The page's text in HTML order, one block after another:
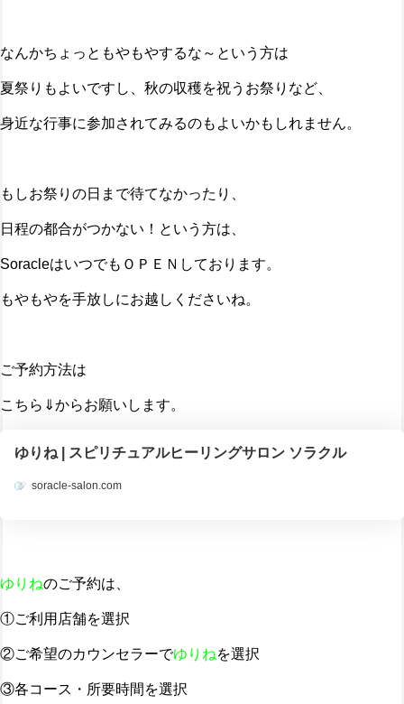
なんかちょっともやもやするな～という方は
夏祭りもよいですし、秋の収穫を祝うお祭りなど、
身近な行事に参加されてみるのもよいかもしれません。
もしお祭りの日まで待てなかったり、
日程の都合がつかない！という方は、
SoracleはいつでもＯＰＥＮしております。
もやもやを手放しにお越しくださいね。
ご予約方法は
こちら⇓からお願いします。
ゆりね | スピリチュアルヒーリングサロン ソラクル
soracle-salon.com
ゆりねのご予約は、
①ご利用店舗を選択
②ご希望のカウンセラーでゆりねを選択
③各コース・所要時間を選択